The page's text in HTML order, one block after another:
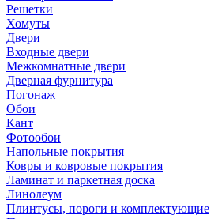
Решетки
Хомуты
Двери
Входные двери
Межкомнатные двери
Дверная фурнитура
Погонаж
Обои
Кант
Фотообои
Напольные покрытия
Ковры и ковровые покрытия
Ламинат и паркетная доска
Линолеум
Плинтусы, пороги и комплектующие